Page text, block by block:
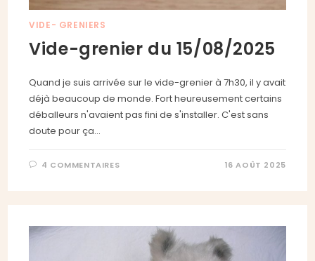
VIDE- GRENIERS
Vide-grenier du 15/08/2025
Quand je suis arrivée sur le vide-grenier à 7h30, il y avait
déjà beaucoup de monde. Fort heureusement certains
déballeurs n'avaient pas fini de s'installer. C'est sans
doute pour ça…
4 COMMENTAIRES 16 AOÛT 2025